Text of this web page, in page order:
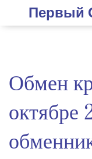
Первый
Обмен
октябре